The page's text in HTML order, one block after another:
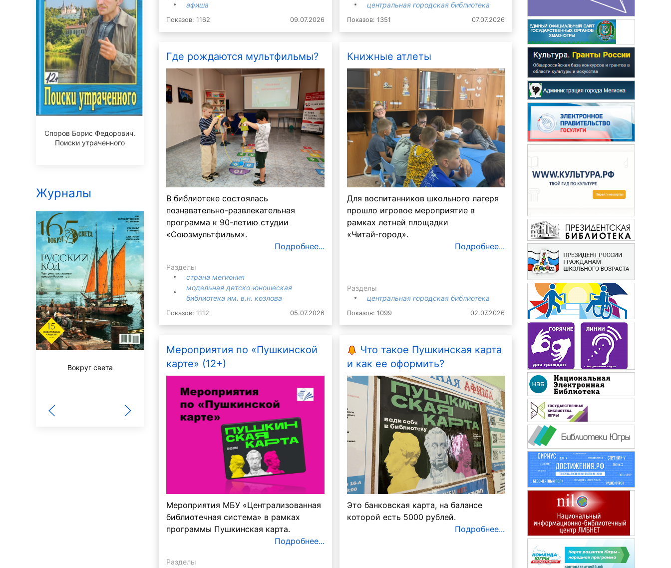
Споров Борис Федорович.
Поиски утраченного
Журналы
Вокруг света За рулем
Будь здоров!
Шишкин лес
Чудеса и приключения
детям
афиша
Показов: 1162 09.07.2026
центральная городская библиотека
Показов: 1351 07.07.2026
Где рождаются мультфильмы?
В библиотеке состоялась
познавательно-развлекательная
программа к 90-летию студии
«Союзмультфильм».
Подробнее...
Разделы
страна мегиония
модельная детско-юношеская
библиотека им. в.н. козлова
Показов: 1112 05.07.2026
Книжные атлеты
Для воспитанников школьного лагеря
прошло игровое мероприятие в
рамках летней площадки
«Читай‑город».
Подробнее...
Разделы
центральная городская библиотека
Показов: 1099 02.07.2026
Мероприятия по «Пушкинской
карте» (12+)
Мероприятия МБУ «Централизованная
библиотечная система» в рамках
программы Пушкинская карта.
Подробнее...
Разделы
Что такое Пушкинская карта
и как ее оформить?
Это банковская карта, на балансе
которой есть 5000 рублей.
Подробнее...